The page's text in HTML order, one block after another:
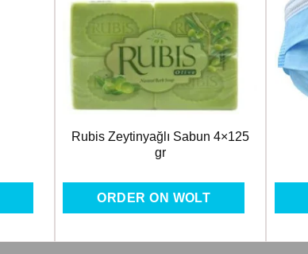
Favorilere
Ekle
Rubis Zeytinyağlı Sabun 4×125
gr
ORDER ON WOLT